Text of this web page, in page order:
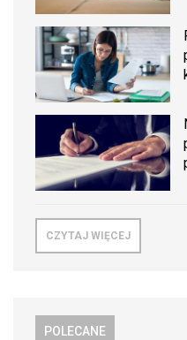
CZYTAJ WIĘCEJ
POLECANE